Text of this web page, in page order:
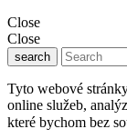
Close
Close
search
Tyto webové
online služeb,
které bychom bez